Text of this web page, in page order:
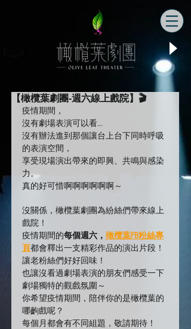
【橄欖葉劇團-週六線上戲院】🎬
疫情期間，
沒有劇場表演可以看...
沒有辦法進到那個讓台上台下同時呼吸
的表演空間，
享受現場演出帶來的即興、共鳴與感染
力。
真的好可惜啊啊啊啊啊啊～
沒關係，橄欖葉劇團為紛絲們帶來線上
戲院！
疫情期間的每個週六 ， 橄欖葉FB粉絲專
頁都會釋出一支精彩作品的演出片段！
讓老粉絲們好好回味！
也讓沒看過劇場表演的朋友們感受一下
劇場獨特的觀戲氛圍～
你希望疫情期間，陪伴你的是橄欖葉的
哪齣戲呢？
每個月都會有不同組題，敬請期待！